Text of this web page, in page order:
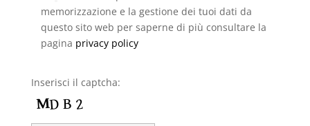
memorizzazione e la gestione dei tuoi dati da
questo sito web per saperne di più consultare la
pagina privacy policy
Inserisci il captcha: